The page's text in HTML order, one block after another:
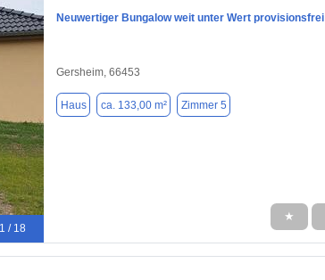
1 / 18
Neuwertiger Bungalow weit unter Wert provisionsfrei
Gersheim, 66453
Haus ca. 133,00 m² Zimmer 5
★